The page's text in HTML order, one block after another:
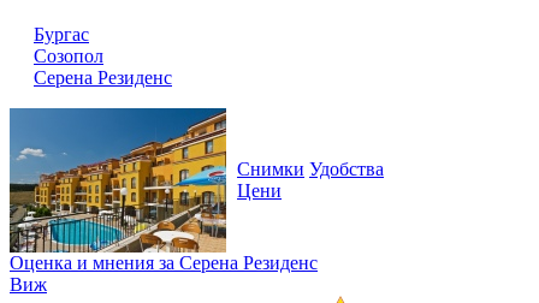
Бургас
Созопол
Серена Резиденс
Снимки Удобства
Цени
Оценка и мнения за Серена Резиденс
Виж